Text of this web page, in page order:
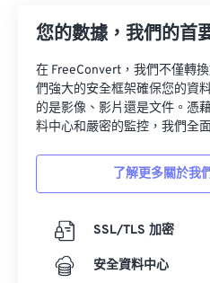
您的數據，我們的首
在 FreeConvert，我們不僅轉
們強大的安全框架確保您的資
的是影像、影片還是文件。憑
料中心和嚴密的監控，我們全
了解更多關於我
SSL/TLS 加密
安全資料中心